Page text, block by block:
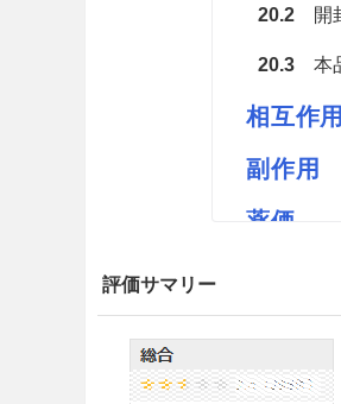
20.2開封
20.3本品
相互作用
副作用
薬価
評価サマリー